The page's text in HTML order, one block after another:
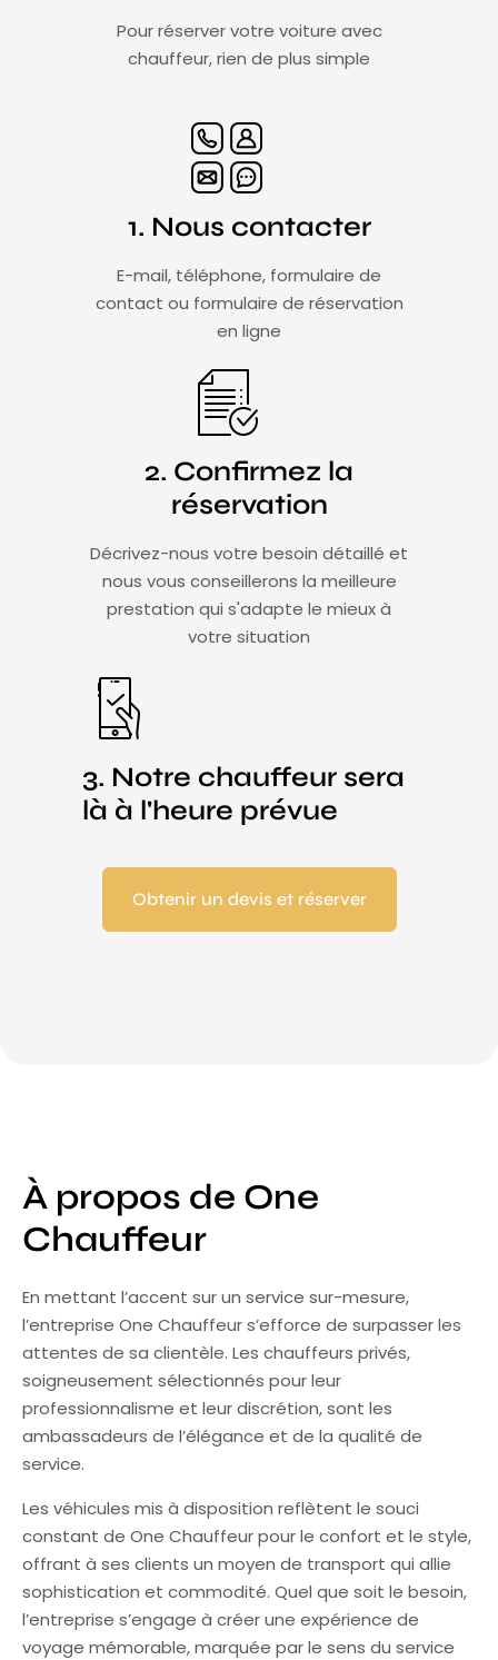
Pour réserver votre voiture avec
chauffeur, rien de plus simple
1. Nous contacter
E-mail, téléphone, formulaire de
contact ou formulaire de réservation
en ligne
2. Confirmez la
réservation
Décrivez-nous votre besoin détaillé et
nous vous conseillerons la meilleure
prestation qui s'adapte le mieux à
votre situation​
3. Notre chauffeur sera
là à l'heure prévue
Obtenir un devis et réserver
À propos de One
Chauffeur
En mettant l’accent sur un service sur-mesure,
l’entreprise One Chauffeur s’efforce de surpasser les
attentes de sa clientèle. Les chauffeurs privés,
soigneusement sélectionnés pour leur
professionnalisme et leur discrétion, sont les
ambassadeurs de l’élégance et de la qualité de
service.
Les véhicules mis à disposition reflètent le souci
constant de One Chauffeur pour le confort et le style,
offrant à ses clients un moyen de transport qui allie
sophistication et commodité. Quel que soit le besoin,
l’entreprise s’engage à créer une expérience de
voyage mémorable, marquée par le sens du service